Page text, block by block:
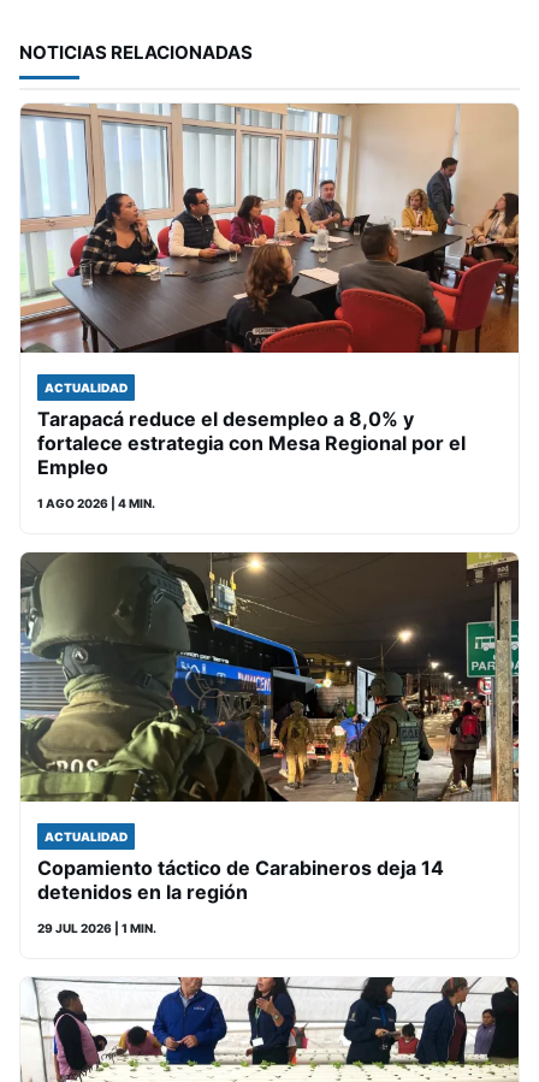
NOTICIAS RELACIONADAS
ACTUALIDAD
Tarapacá reduce el desempleo a 8,0% y
fortalece estrategia con Mesa Regional por el
Empleo
1 AGO 2026 | 4 MIN.
ACTUALIDAD
Copamiento táctico de Carabineros deja 14
detenidos en la región
29 JUL 2026 | 1 MIN.